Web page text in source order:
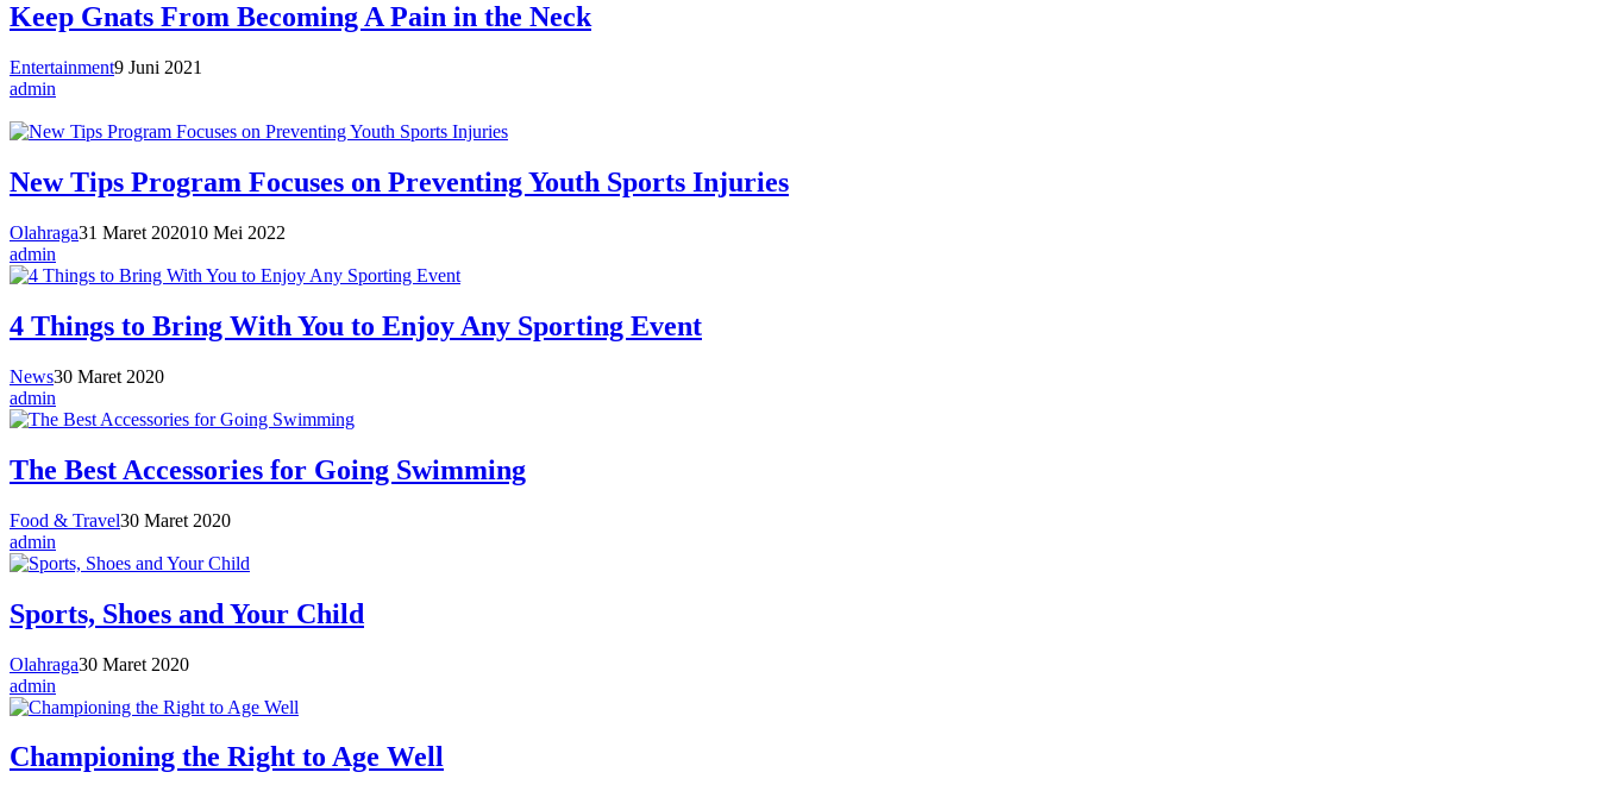
Keep Gnats From Becoming A Pain in the Neck
Entertainment9 Juni 2021
admin
New Tips Program Focuses on Preventing Youth Sports Injuries
Olahraga31 Maret 202010 Mei 2022
admin
4 Things to Bring With You to Enjoy Any Sporting Event
News30 Maret 2020
admin
The Best Accessories for Going Swimming
Food & Travel30 Maret 2020
admin
Sports, Shoes and Your Child
Olahraga30 Maret 2020
admin
Championing the Right to Age Well